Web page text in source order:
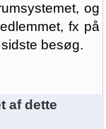
og
fx på
besøg.
af dette